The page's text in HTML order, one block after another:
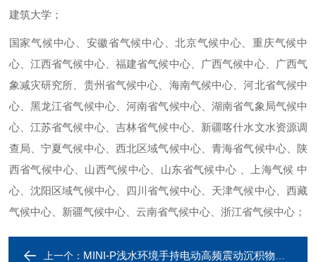
建筑大学；
国家气候中心、安徽省气候中心、北京气候中心、重庆气候中
心、江西省气候中心、福建省气候中心、广西气候中心、广西气
象减灾研究所、贵州省气候中心、海南气候中心、河北省气候中
心、黑龙江省气候中心、河南省气候中心、湖南省气象局气候中
心、江苏省气候中心、吉林省气候中心、新疆喀什水文水资源调
查局、宁夏气候中心、西北区域气候中心、青海省气候中心、陕
西省气候中心、山西气候中心、山东省气候中心 、上海气候 中
心、沈阳区域气候中心、四川省气候中心、天津气候中心、西藏
气候中心、新疆气候中心、云南省气候中心、浙江省气候中心；
上一个： MINI-P浅水环境手持电动高频震动沉积物取样钻机